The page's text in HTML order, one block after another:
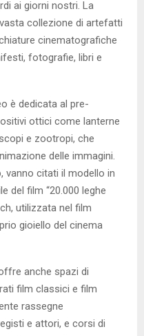
ai giorni nostri. La
collezione di artefatti
cinematografiche
fotografie, libri e
è dedicata al pre-
ottici come lanterne
e zootropi, che
delle immagini.
vanno citati il modello in
del film “20.000 leghe
utilizzata nel film
gioiello del cinema
anche spazi di
film classici e film
rassegne
e attori, e corsi di